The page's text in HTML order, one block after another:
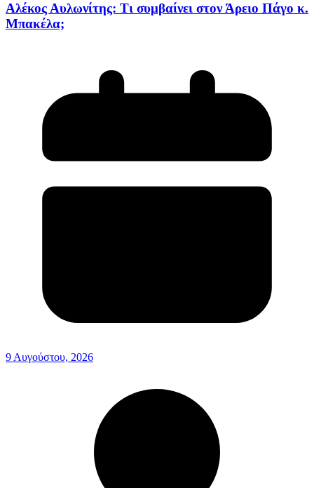
Αλέκος Αυλωνίτης: Τι συμβαίνει στον Άρειο Πάγο κ.
Μπακέλα;
9 Αυγούστου, 2026